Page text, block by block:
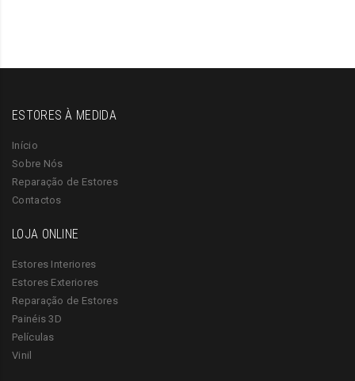
ESTORES À MEDIDA
Início
Sobre Nós
Reparação de Estores
Contactos
LOJA ONLINE
Estores Interiores
Estores Exteriores
Reparação de Estores
Painéis 3D
Películas
Vinil